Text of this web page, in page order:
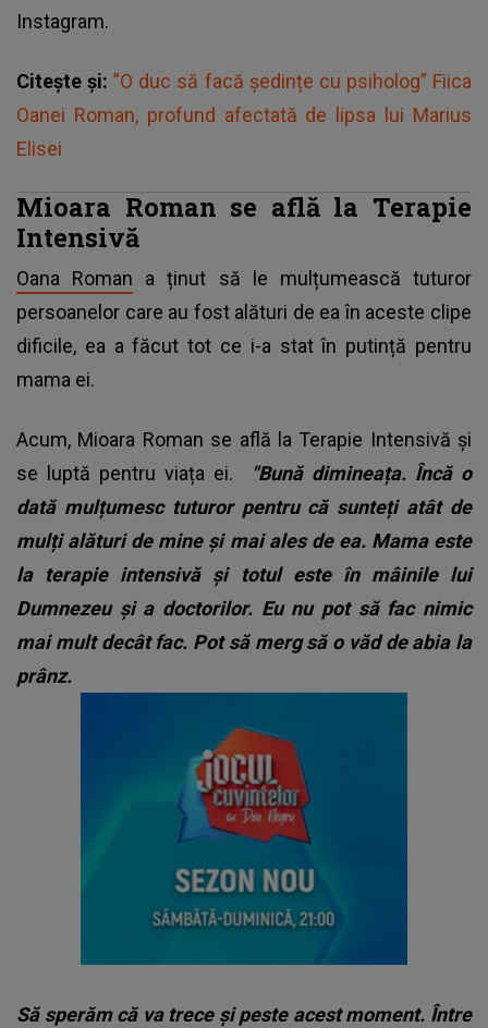
Instagram.
Citește și:”O duc să facă ședințe cu psiholog” Fiica
Oanei Roman, profund afectată de lipsa lui Marius
Elisei
Mioara Roman se află la Terapie
Intensivă
Oana Roman a ținut să le mulțumească tuturor
persoanelor care au fost alături de ea în aceste clipe
dificile, ea a făcut tot ce i-a stat în putință pentru
mama ei.
Acum, Mioara Roman se află la Terapie Intensivă și
se luptă pentru viața ei.
"Bună dimineața. Încă o
dată mulțumesc tuturor pentru că sunteți atât de
mulți alături de mine și mai ales de ea. Mama este
la terapie intensivă și totul este în mâinile lui
Dumnezeu și a doctorilor. Eu nu pot să fac nimic
mai mult decât fac. Pot să merg să o văd de abia la
prânz.
Să sperăm că va trece şi peste acest moment. Între